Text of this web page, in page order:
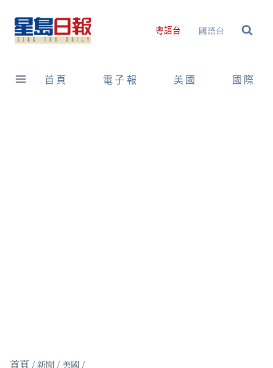
content
粵語台 國語台
首頁 電子報 美國 國際
/新聞 / 美國 /